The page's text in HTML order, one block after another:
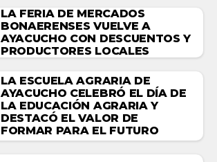
LA FERIA DE MERCADOS
BONAERENSES VUELVE A
AYACUCHO CON DESCUENTOS Y
PRODUCTORES LOCALES
LA ESCUELA AGRARIA DE
AYACUCHO CELEBRÓ EL DÍA DE
LA EDUCACIÓN AGRARIA Y
DESTACÓ EL VALOR DE
FORMAR PARA EL FUTURO